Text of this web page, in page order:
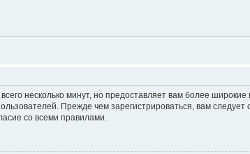
несколько минут, но предоставляет вам более
Прежде чем зарегистрироваться, вам следует
со всеми правилами.